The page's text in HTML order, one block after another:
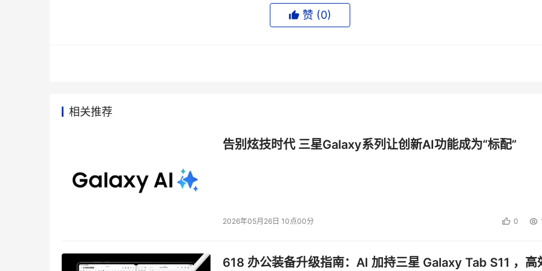
2.  EWKLP 课程申请截止日期：2008年2月15日
中国地区联系人：
电话：010-59691000 胡先生
赞 (0)
相关推荐
告别炫技时代 三星Galaxy系列让创新AI功能成为“标配”
2026年05月26日 10点00分 0
618 办公装备升级指南：AI 加持三星 Galaxy Tab S11 ，高